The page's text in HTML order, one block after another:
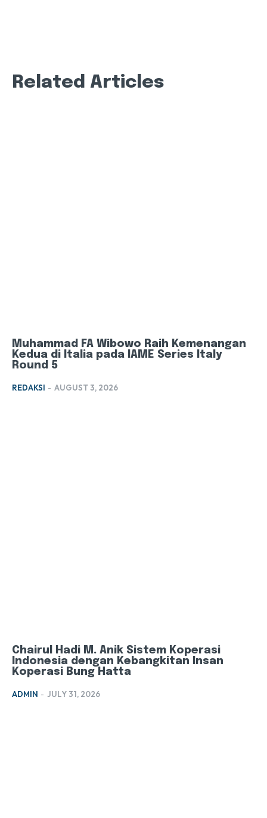
Related Articles
Muhammad FA Wibowo Raih Kemenangan
Kedua di Italia pada IAME Series Italy
Round 5
REDAKSI - AUGUST 3, 2026
Chairul Hadi M. Anik Sistem Koperasi
Indonesia dengan Kebangkitan Insan
Koperasi Bung Hatta
ADMIN - JULY 31, 2026